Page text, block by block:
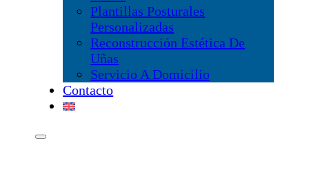
Plantillas Posturales
Personalizadas
Reconstrucción Estética De
Uñas
Servicio A Domicilio
Contacto